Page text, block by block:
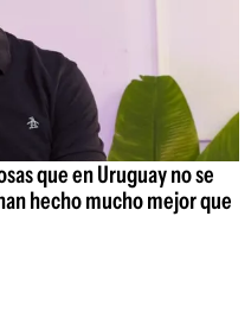
que en Uruguay no se
hecho mucho mejor que